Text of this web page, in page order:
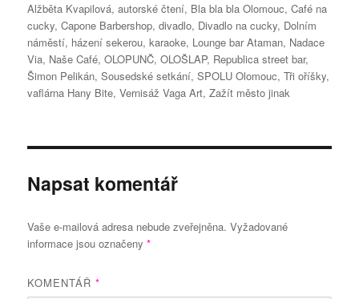
Alžběta Kvapilová,autorské čtení, Bla bla bla Olomouc,Café na
cucky,Capone Barbershop,divadlo, Divadlo na cucky, Dolním
náměstí, házení sekerou,karaoke, Lounge bar Ataman, Nadace
Via, Naše Café,OLOPUNČ,OLOŠLAP, Republica street bar,
Šimon Pelikán,Sousedské setkání,SPOLU Olomouc,Tři oříšky,
vaflárna Hany Bite,Vernisáž Vaga Art,Zažít město jinak
Napsat komentář
Vaše e-mailová adresa nebude zveřejněna. Vyžadované
informace jsou označeny*
KOMENTÁŘ*